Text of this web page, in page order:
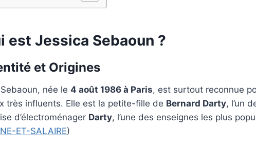
est Jessica Sebaoun ?
et Origines
née le 4 août 1986 à Paris, est surtout reconnue
très influents. Elle est la petite-fille de Bernard Darty, l’un
d’électroménager Darty, l’une des enseignes les plus
ET-SALAIRE)